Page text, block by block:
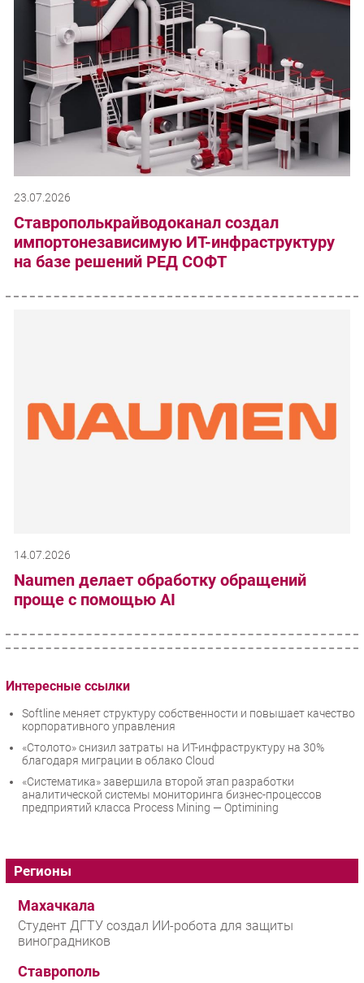
23.07.2026
Ставрополькрайводоканал создал
импортонезависимую ИТ-инфраструктуру
на базе решений РЕД СОФТ
14.07.2026
Naumen делает обработку обращений
проще с помощью AI
Интересные ссылки
Softline меняет структуру собственности и повышает качество
корпоративного управления
«Столото» снизил затраты на ИТ-инфраструктуру на 30%
благодаря миграции в облако Cloud
«Систематика» завершила второй этап разработки
аналитической системы мониторинга бизнес-процессов
предприятий класса Process Mining — Optimining
Регионы
Махачкала
Студент ДГТУ создал ИИ-робота для защиты
виноградников
Ставрополь